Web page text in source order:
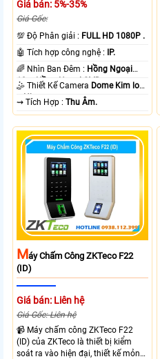
Giá bán: 5%-35%
Giá Gốc:
💯 Độ Phân giải : FULL HD 1080P .
🤖️ Tích hợp công nghệ :
IP.
🌈 Nhìn Ban Đêm : Hồng Ngoại
10m Hồng Ngoại SMD.
🤹 Thiết Kế Camera Dome Kim loại
+ Nhựa.
️⇝ Tích Hợp :Thu Âm.
MÁy Chấm Công ZKTeco F22
(ID)
Giá bán: Liên hệ
Giá Gốc: Liên hệ
📹 Máy chấm công ZKTeco F22
(ID) của ZKTeco là thiết bị kiểm
soát ra vào hiện đại, thiết kế mỏng